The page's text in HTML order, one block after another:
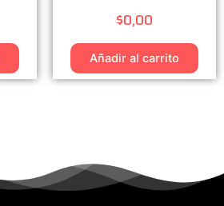
$0,00
Añadir al carrito